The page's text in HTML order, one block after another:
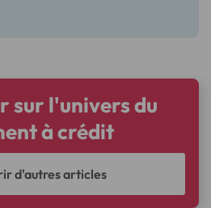
sur l'univers du
à crédit
d'autres articles